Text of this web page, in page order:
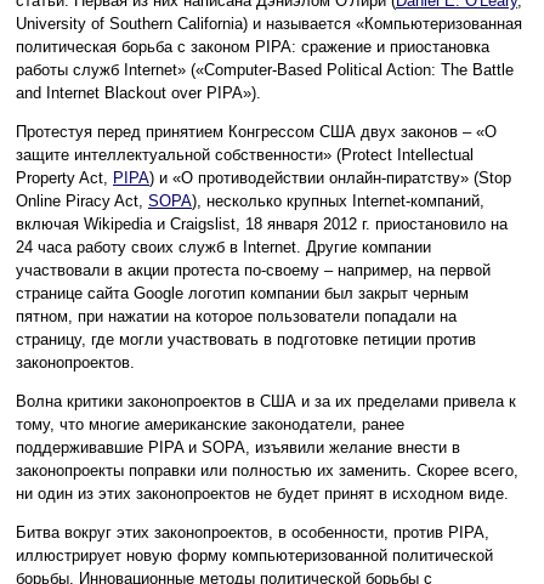
University of Southern California) и называется «Компьютеризованная
политическая борьба с законом PIPA: сражение и приостановка
работы служб Internet» («Computer-Based Political Action: The Battle
and Internet Blackout over PIPA»).
Протестуя перед принятием Конгрессом США двух законов – «О
защите интеллектуальной собственности» (Protect Intellectual
Property Act, PIPA) и «О противодействии онлайн-пиратству» (Stop
Online Piracy Act, SOPA), несколько крупных Internet-компаний,
включая Wikipedia и Craigslist, 18 января 2012 г. приостановило на
24 часа работу своих служб в Internet. Другие компании
участвовали в акции протеста по-своему – например, на первой
странице сайта Google логотип компании был закрыт черным
пятном, при нажатии на которое пользователи попадали на
страницу, где могли участвовать в подготовке петиции против
законопроектов.
Волна критики законопроектов в США и за их пределами привела к
тому, что многие американские законодатели, ранее
поддерживавшие PIPA и SOPA, изъявили желание внести в
законопроекты поправки или полностью их заменить. Скорее всего,
ни один из этих законопроектов не будет принят в исходном виде.
Битва вокруг этих законопроектов, в особенности, против PIPA,
иллюстрирует новую форму компьютеризованной политической
борьбы. Инновационные методы политической борьбы с